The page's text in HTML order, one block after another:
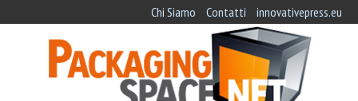
Chi Siamo Contatti innovativepress.eu